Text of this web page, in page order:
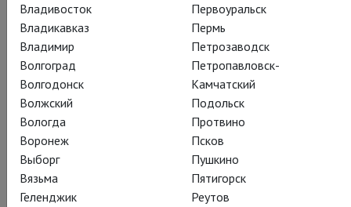
Владивосток
Владикавказ
Владимир
Волгоград
Волгодонск
Волжский
Вологда
Воронеж
Выборг
Вязьма
Геленджик
Первоуральск
Пермь
Петрозаводск
Петропавловск-
Камчатский
Подольск
Протвино
Псков
Пушкино
Пятигорск
Реутов